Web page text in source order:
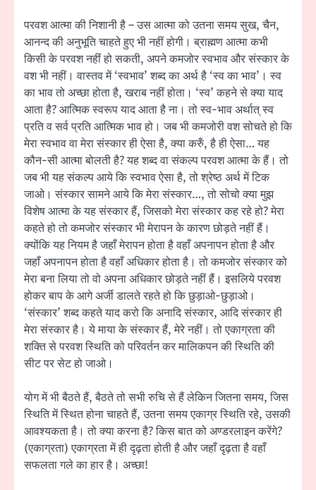
परवश आत्मा की निशानी है – उस आत्मा को उतना समय सुख, चैन,
आनन्द की अनुभूति चाहते हुए भी नहीं होगी। ब्राह्मण आत्मा कभी
किसी के परवश नहीं हो सकती, अपने कमजोर स्वभाव और संस्कार के
वश भी नहीं। वास्तव में ‘स्वभाव’ शब्द का अर्थ है ‘स्व का भाव’। स्व
का भाव तो अच्छा होता है, खराब नहीं होता। ‘स्व’ कहने से क्या याद
आता है? आत्मिक स्वरूप याद आता है ना। तो स्व-भाव अर्थात् स्व
प्रति व सर्व प्रति आत्मिक भाव हो। जब भी कमजोरी वश सोचते हो कि
मेरा स्वभाव वा मेरा संस्कार ही ऐसा है, क्या करुँ, है ही ऐसा… यह
कौन-सी आत्मा बोलती है? यह शब्द वा संकल्प परवश आत्मा के हैं। तो
जब भी यह संकल्प आये कि स्वभाव ऐसा है, तो श्रेष्ठ अर्थ में टिक
जाओ। संस्कार सामने आये कि मेरा संस्कार…, तो सोचो क्या मुझ
विशेष आत्मा के यह संस्कार हैं, जिसको मेरा संस्कार कह रहे हो? मेरा
कहते हो तो कमजोर संस्कार भी मेरापन के कारण छोड़ते नहीं हैं।
क्योंकि यह नियम है जहाँ मेरापन होता है वहाँ अपनापन होता है और
जहाँ अपनापन होता है वहाँ अधिकार होता है। तो कमजोर संस्कार को
मेरा बना लिया तो वो अपना अधिकार छोड़ते नहीं हैं। इसलिये परवश
होकर बाप के आगे अर्जी डालते रहते हो कि छुड़ाओ-छुड़ाओ।
‘संस्कार’ शब्द कहते याद करो कि अनादि संस्कार, आदि संस्कार ही
मेरा संस्कार है। ये माया के संस्कार हैं, मेरे नहीं। तो एकाग्रता की
शक्ति से परवश स्थिति को परिवर्तन कर मालिकपन की स्थिति की
सीट पर सेट हो जाओ।
योग में भी बैठते हैं, बैठते तो सभी रुचि से हैं लेकिन जितना समय, जिस
स्थिति में स्थित होना चाहते हैं, उतना समय एकाग्र स्थिति रहे, उसकी
आवश्यकता है। तो क्या करना है? किस बात को अण्डरलाइन करेंगे?
(एकाग्रता) एकाग्रता में ही दृढ़ता होती है और जहाँ दृढ़ता है वहाँ
सफलता गले का हार है। अच्छा!